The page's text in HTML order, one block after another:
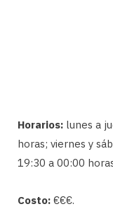
Horarios: lunes a
horas; viernes y
19:30 a 00:00
Costo: €€€.